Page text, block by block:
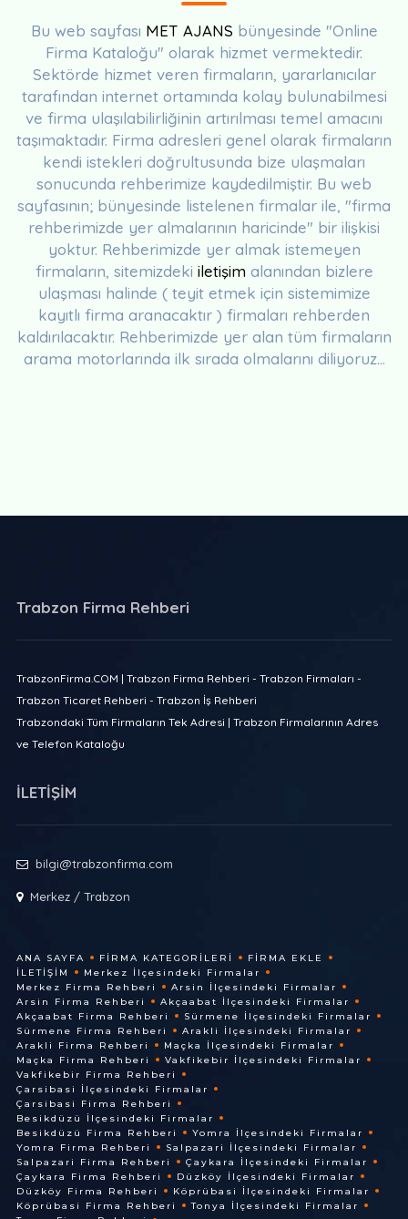
Bu web sayfası MET AJANS bünyesinde "Online
Firma Kataloğu" olarak hizmet vermektedir.
Sektörde hizmet veren firmaların, yararlanıcılar
tarafından internet ortamında kolay bulunabilmesi
ve firma ulaşılabilirliğinin artırılması temel amacını
taşımaktadır. Firma adresleri genel olarak firmaların
kendi istekleri doğrultusunda bize ulaşmaları
sonucunda rehberimize kaydedilmiştir. Bu web
sayfasının; bünyesinde listelenen firmalar ile, "firma
rehberimizde yer almalarının haricinde" bir ilişkisi
yoktur. Rehberimizde yer almak istemeyen
firmaların, sitemizdeki iletişim alanından bizlere
ulaşması halinde ( teyit etmek için sistemimize
kayıtlı firma aranacaktır ) firmaları rehberden
kaldırılacaktır. Rehberimizde yer alan tüm firmaların
arama motorlarında ilk sırada olmalarını diliyoruz...
Trabzon Firma Rehberi
TrabzonFirma.COM | Trabzon Firma Rehberi - Trabzon Firmaları -
Trabzon Ticaret Rehberi - Trabzon İş Rehberi
Trabzondaki Tüm Firmaların Tek Adresi | Trabzon Firmalarının Adres
ve Telefon Kataloğu
İLETİŞİM
bilgi@trabzonfirma.com
Merkez / Trabzon
ANA SAYFA FIRMA KATEGORILERI
FIRMA EKLE
İLETIŞIM
Merkez İlçesindeki Firmalar
Merkez Firma Rehberi
Arsin İlçesindeki Firmalar
Arsin Firma Rehberi
Akçaabat İlçesindeki Firmalar
Akçaabat Firma Rehberi
Sürmene İlçesindeki Firmalar
Sürmene Firma Rehberi
Arakli İlçesindeki Firmalar
Arakli Firma Rehberi
Maçka İlçesindeki Firmalar
Maçka Firma Rehberi
Vakfikebir İlçesindeki Firmalar
Vakfikebir Firma Rehberi
Çarsibasi İlçesindeki Firmalar
Çarsibasi Firma Rehberi
Besikdüzü İlçesindeki Firmalar
Besikdüzü Firma Rehberi
Yomra İlçesindeki Firmalar
Yomra Firma Rehberi
Salpazari İlçesindeki Firmalar
Salpazari Firma Rehberi
Çaykara İlçesindeki Firmalar
Çaykara Firma Rehberi
Düzköy İlçesindeki Firmalar
Düzköy Firma Rehberi
Köprübasi İlçesindeki Firmalar
Köprübasi Firma Rehberi
Tonya İlçesindeki Firmalar